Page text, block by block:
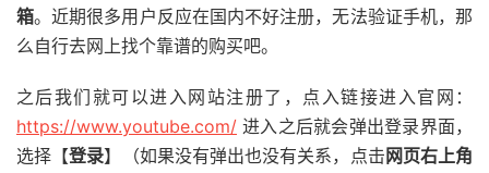
箱。近期很多用户反应在国内不好注册，无法验证手机，那
么自行去网上找个靠谱的购买吧。
之后我们就可以进入网站注册了，点入链接进入官网：
https://www.youtube.com/ 进入之后就会弹出登录界面，
选择【登录】（如果没有弹出也没有关系，点击 网页右上角